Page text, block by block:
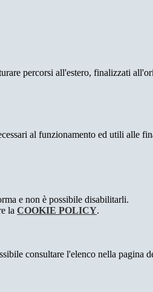
percorsi all'estero, finalizzati
al funzionamento ed utili alle
e non è possibile disabilitarli.
la COOKIE POLICY.
consultare l'elenco nella pagina